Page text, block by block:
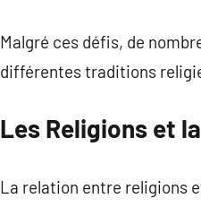
Malgré ces défis, de
différentes traditions
Les Religions et
La relation entre religions